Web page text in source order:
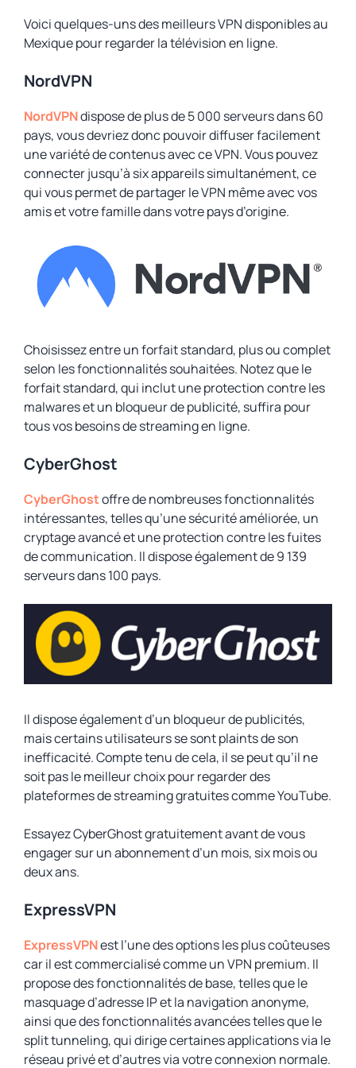
Voici quelques-uns des meilleurs VPN disponibles au
Mexique pour regarder la télévision en ligne.
NordVPN
NordVPNdispose de plus de 5 000 serveurs dans 60
pays, vous devriez donc pouvoir diffuser facilement
une variété de contenus avec ce VPN. Vous pouvez
connecter jusqu’à six appareils simultanément, ce
qui vous permet de partager le VPN même avec vos
amis et votre famille dans votre pays d’origine.
Choisissez entre un forfait standard, plus ou complet
selon les fonctionnalités souhaitées. Notez que le
forfait standard, qui inclut une protection contre les
malwares et un bloqueur de publicité, suffira pour
tous vos besoins de streaming en ligne.
CyberGhost
CyberGhostoffre de nombreuses fonctionnalités
intéressantes, telles qu’une sécurité améliorée, un
cryptage avancé et une protection contre les fuites
de communication. Il dispose également de 9 139
serveurs dans 100 pays.
Il dispose également d’un bloqueur de publicités,
mais certains utilisateurs se sont plaints de son
inefficacité. Compte tenu de cela, il se peut qu’il ne
soit pas le meilleur choix pour regarder des
plateformes de streaming gratuites comme YouTube.
Essayez CyberGhost gratuitement avant de vous
engager sur un abonnement d’un mois, six mois ou
deux ans.
ExpressVPN
ExpressVPNest l’une des options les plus coûteuses
car il est commercialisé comme un VPN premium. Il
propose des fonctionnalités de base, telles que le
masquage d’adresse IP et la navigation anonyme,
ainsi que des fonctionnalités avancées telles que le
split tunneling, qui dirige certaines applications via le
réseau privé et d’autres via votre connexion normale.